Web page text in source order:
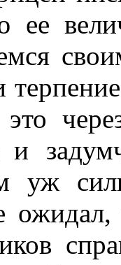
ее
это
и
уж
ожидал,